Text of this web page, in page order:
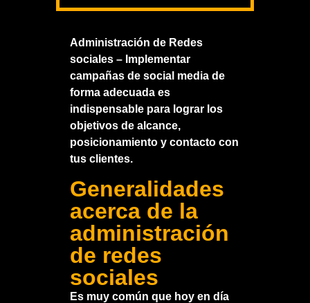
Administración de Redes
sociales – Implementar
campañas de social media de
forma adecuada es
indispensable para lograr los
objetivos de alcance,
posicionamiento y contacto con
tus clientes.
Generalidades
acerca de la
administración
de redes
sociales
Es muy común que hoy en día